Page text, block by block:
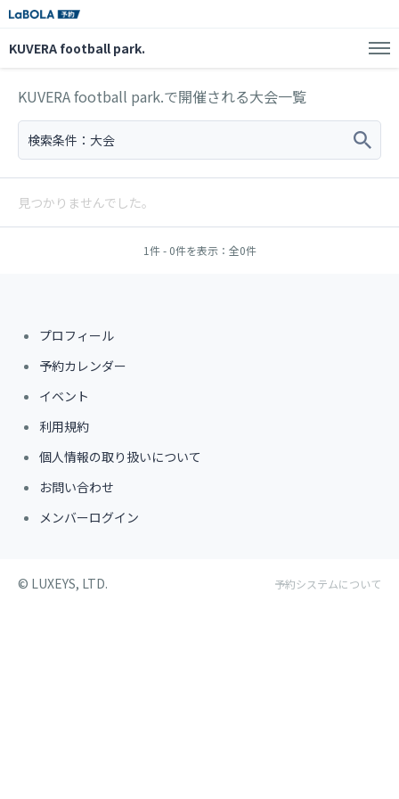
KUVERA football park.
KUVERA football park.で開催される大会一覧
検索条件： 大会
見つかりませんでした。
1件 - 0件を表示：全0件
プロフィール
予約カレンダー
イベント
利用規約
個人情報の取り扱いについて
お問い合わせ
メンバーログイン
©︎ LUXEYS, LTD. 予約システムについて